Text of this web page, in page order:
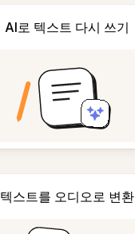
AI로 텍스트 다시 쓰기
텍스트를 오디오로 변환